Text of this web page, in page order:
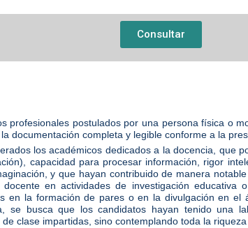
Consultar
profesionales postulados por una persona física o
documentación completa y legible conforme a la
los académicos dedicados a la docencia, que
capacidad para procesar información, rigor
y que hayan contribuido de manera
en actividades de investigación educativa
en la formación de pares o en la divulgación en
se busca que los candidatos hayan tenido una
clase impartidas, sino contemplando toda la